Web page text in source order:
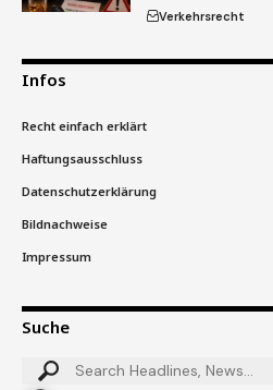
Verkehrsrecht
Infos
Recht einfach erklärt
Haftungsausschluss
Datenschutzerklärung
Bildnachweise
Impressum
Suche